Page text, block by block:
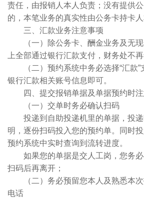
责任，由报销人本人负责；没有提供
的，本笔业务的真实性由公务卡持卡人
三、汇款业务注意事项
（一）除公务卡、酬金业务及无
上全部通过银行汇款支付，财务处不
（二）预约系统中务必选择“汇款
银行汇款相关账号信息即可。
四、提交报销单据及单据预约时
（一）交单时务必确认扫码
投递到自助投递机里的单据，投
明，逐份扫码投入您的预约单。同时
预约系统中实时查询到流转进度。
如果您的单据是交人工岗，您务
扫码后再离开；
（二）务必预留您本人及熟悉本
电话